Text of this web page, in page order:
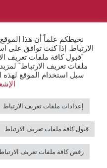
روابط سريعة
الأسئلة المتكرّرة
أحكام السريّة
بيان النفاذ الرقمي
البريد الإلكتروني
نحيطكم علماً أن هذا
الارتباط. إذا كنت توافق
"قبول كافة ملفات تعريف
ملفات تعريف الارتباط"
سبل استخدام الموقع لهذه
إعدادات ملفات تعريف الارتباط
قبول كافة ملفات تعريف الارتباط
رفض كافة ملفات تعريف